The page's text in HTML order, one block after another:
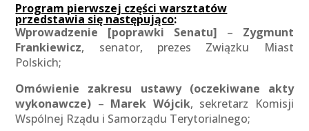
Program pierwszej części warsztatów
przedstawia się następująco:
Wprowadzenie [poprawki Senatu] – Zygmunt
Frankiewicz, senator, prezes Związku Miast
Polskich;
Omówienie zakresu ustawy
(oczekiwane akty
wykonawcze) – Marek Wójcik, sekretarz Komisji
Wspólnej Rządu i Samorządu Terytorialnego;